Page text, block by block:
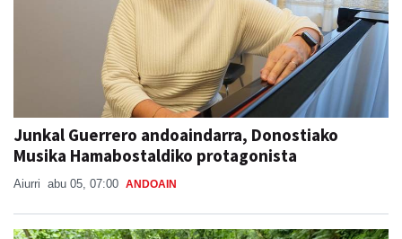
Junkal Guerrero andoaindarra, Donostiako
Musika Hamabostaldiko protagonista
Aiurri abu 05, 07:00 ANDOAIN